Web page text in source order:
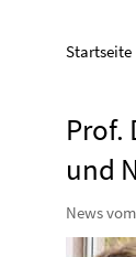
Startseite
Prof.
und
News